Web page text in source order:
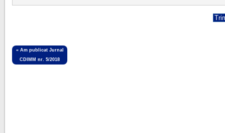
« Am publicat Jurnal
CDIMM nr. 5/2018